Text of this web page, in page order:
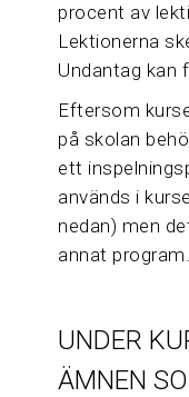
procent av
Lektionerna
Undantag kan
Eftersom
på skolan
ett
används i
nedan) men
annat program.
UNDER
ÄMNEN